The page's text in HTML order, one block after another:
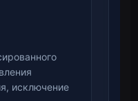
исключение